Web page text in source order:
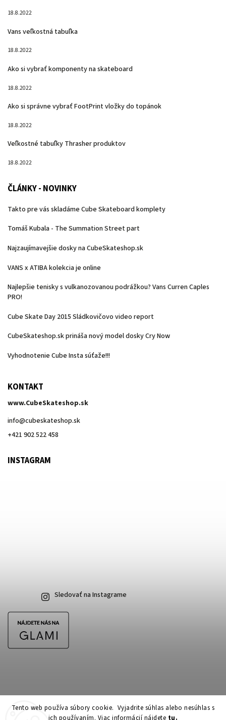
Tento web používa súbory cookie. Vyjadrite súhlas alebo nesúhlas s
ich používaním. Viac informácií nájdete tu.
18.8.2022
Vans veľkostná tabuľka
18.8.2022
Ako si vybrať komponenty na skateboard
18.8.2022
Ako si správne vybrať FootPrint vložky do topánok
18.8.2022
Veľkostné tabuľky Thrasher produktov
18.8.2022
ČLÁNKY - NOVINKY
Takto pre vás skladáme Cube Skateboard komplety
Tomáš Kubala - The Summation Street part
Najzaujímavejšie dosky na CubeSkateshop.sk
VANS x ATIBA kolekcia je online
Najlepšie tenisky s vulkanozovanou podrážkou? Vans Curren Caples
PRO!
Cube Skate Day 2015 Sládkovičovo video report
CubeSkateshop.sk prináša nový model dosky Cry Now
Vyhodnotenie Cube Insta súťaže!!!
KONTAKT
www.CubeSkateshop.sk
info@cubeskateshop.sk
+421 902 522 458
INSTAGRAM
Sledovať na Instagrame